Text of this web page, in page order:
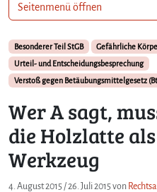
Besonderer Teil StGB Gefährliche
Urteil- und Entscheidungsbesprechung
Verstoß gegen Betäubungsmittelgesetz
Wer A sagt,
die Holzlatte
Werkzeug
4. August 2015 /26. Juli 2015von
Seitenmenü öffnen